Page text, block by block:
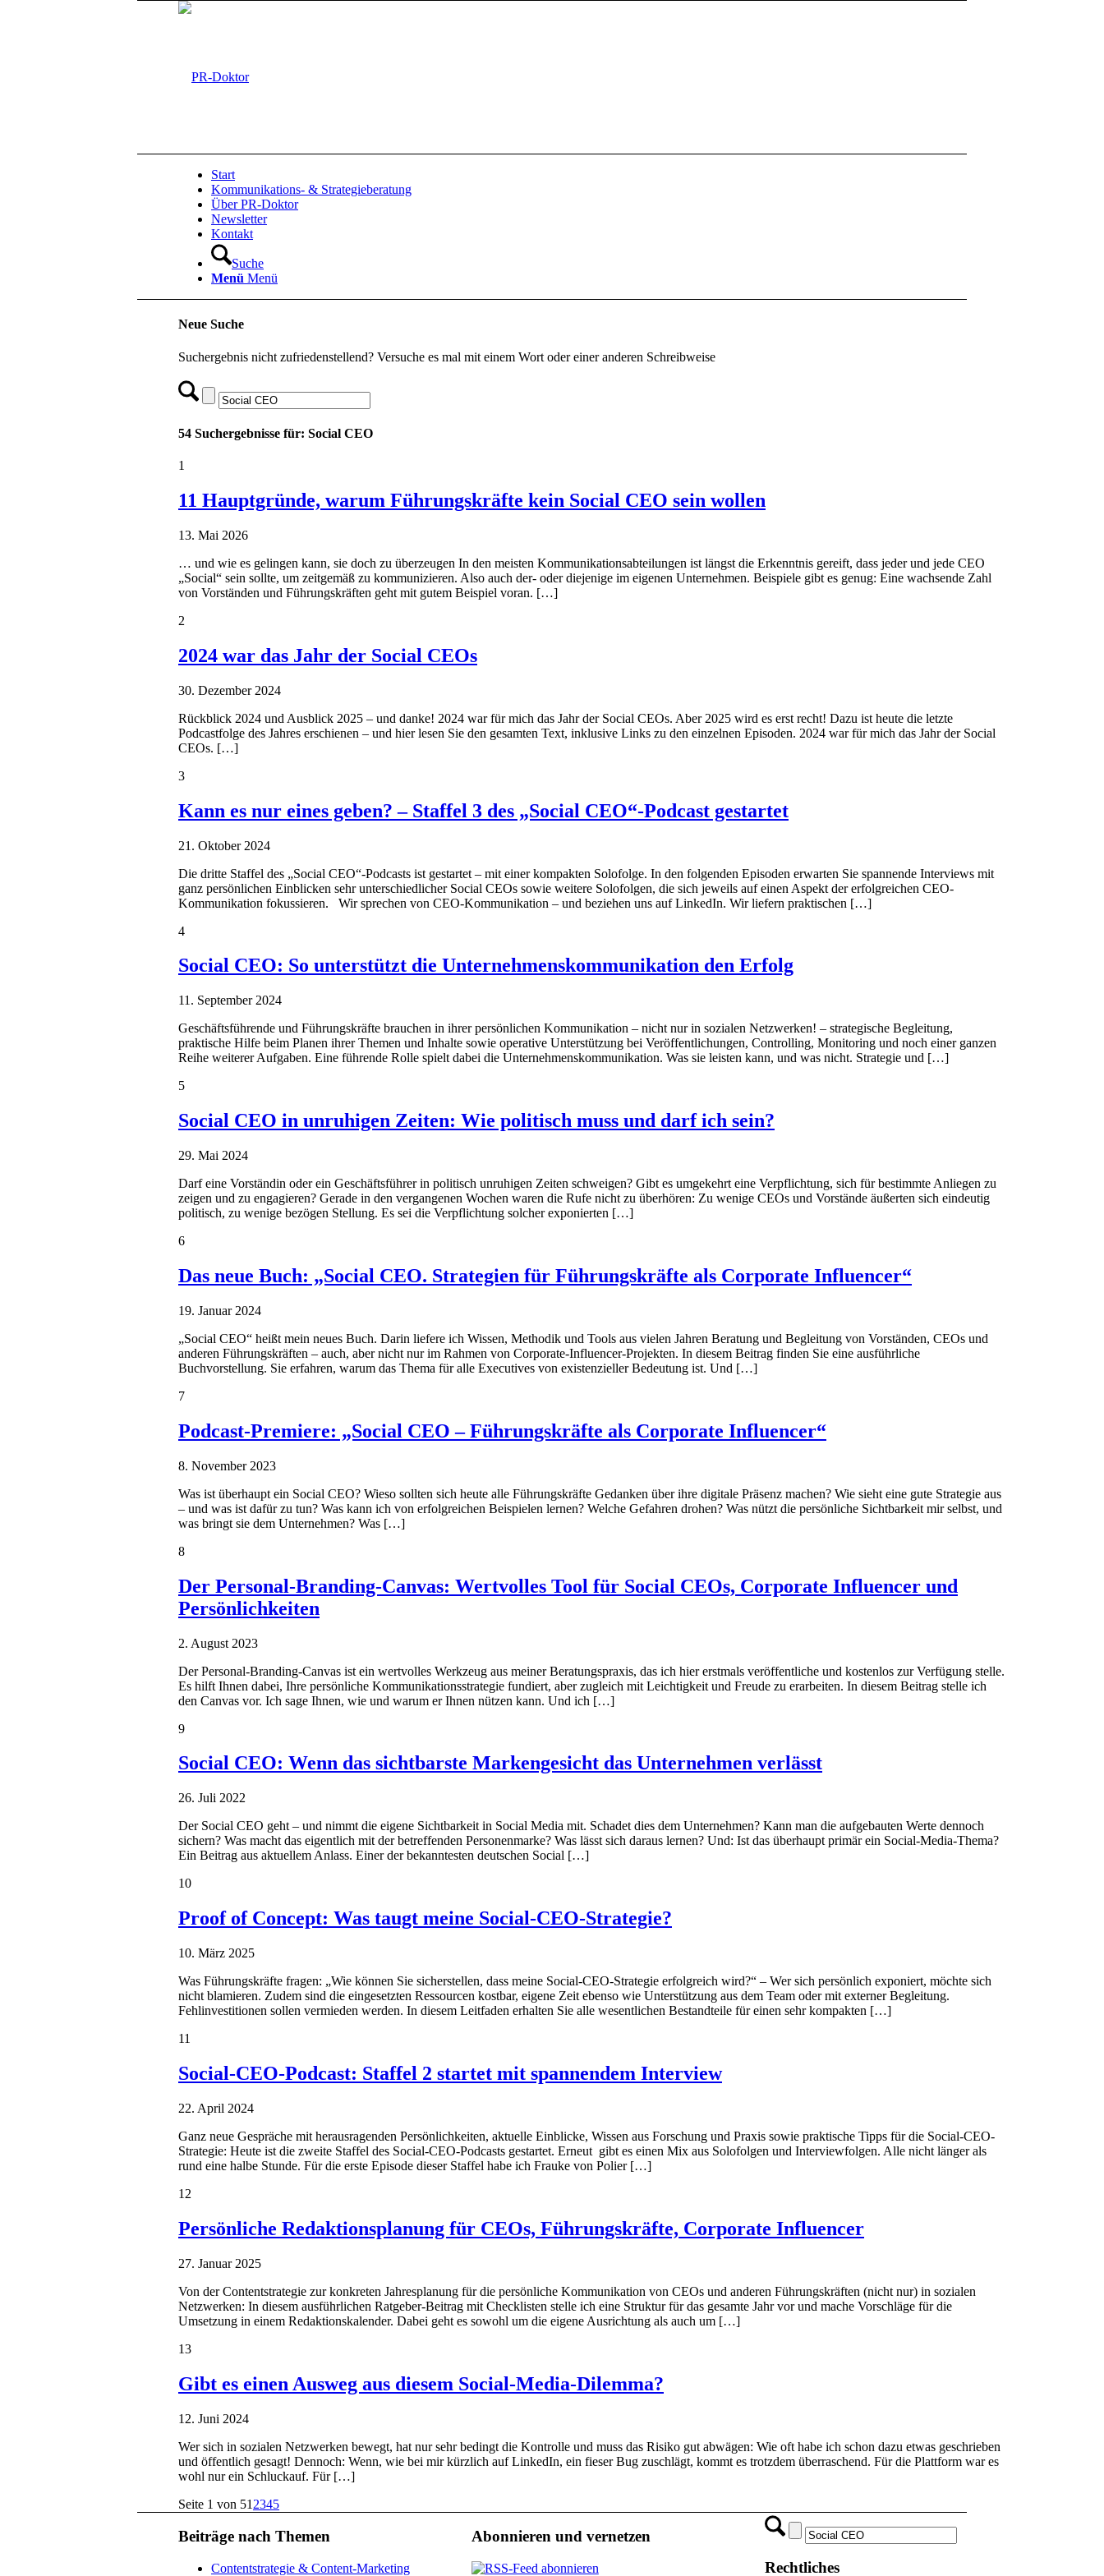
Start
Kommunikations- & Strategieberatung
Über PR-Doktor
Newsletter
Kontakt
Suche
Menü Menü
Neue Suche
Suchergebnis nicht zufriedenstellend? Versuche es mal mit einem Wort oder einer anderen Schreibweise
54 Suchergebnisse für: Social CEO
1
11 Hauptgründe, warum Führungskräfte kein Social CEO sein wollen
13. Mai 2026
… und wie es gelingen kann, sie doch zu überzeugen In den meisten Kommunikationsabteilungen ist längst die Erkenntnis gereift, dass jeder und jede CEO
„Social“ sein sollte, um zeitgemäß zu kommunizieren. Also auch der- oder diejenige im eigenen Unternehmen. Beispiele gibt es genug: Eine wachsende Zahl
von Vorständen und Führungskräften geht mit gutem Beispiel voran. […]
2
2024 war das Jahr der Social CEOs
30. Dezember 2024
Rückblick 2024 und Ausblick 2025 – und danke! 2024 war für mich das Jahr der Social CEOs. Aber 2025 wird es erst recht! Dazu ist heute die letzte
Podcastfolge des Jahres erschienen – und hier lesen Sie den gesamten Text, inklusive Links zu den einzelnen Episoden. 2024 war für mich das Jahr der Social
CEOs. […]
3
Kann es nur eines geben? – Staffel 3 des „Social CEO“-Podcast gestartet
21. Oktober 2024
Die dritte Staffel des „Social CEO“-Podcasts ist gestartet – mit einer kompakten Solofolge. In den folgenden Episoden erwarten Sie spannende Interviews mit
ganz persönlichen Einblicken sehr unterschiedlicher Social CEOs sowie weitere Solofolgen, die sich jeweils auf einen Aspekt der erfolgreichen CEO-
Kommunikation fokussieren. Wir sprechen von CEO-Kommunikation – und beziehen uns auf LinkedIn. Wir liefern praktischen […]
4
Social CEO: So unterstützt die Unternehmenskommunikation den Erfolg
11. September 2024
Geschäftsführende und Führungskräfte brauchen in ihrer persönlichen Kommunikation – nicht nur in sozialen Netzwerken! – strategische Begleitung,
praktische Hilfe beim Planen ihrer Themen und Inhalte sowie operative Unterstützung bei Veröffentlichungen, Controlling, Monitoring und noch einer ganzen
Reihe weiterer Aufgaben. Eine führende Rolle spielt dabei die Unternehmenskommunikation. Was sie leisten kann, und was nicht. Strategie und […]
5
Social CEO in unruhigen Zeiten: Wie politisch muss und darf ich sein?
29. Mai 2024
Darf eine Vorständin oder ein Geschäftsführer in politisch unruhigen Zeiten schweigen? Gibt es umgekehrt eine Verpflichtung, sich für bestimmte Anliegen zu
zeigen und zu engagieren? Gerade in den vergangenen Wochen waren die Rufe nicht zu überhören: Zu wenige CEOs und Vorstände äußerten sich eindeutig
politisch, zu wenige bezögen Stellung. Es sei die Verpflichtung solcher exponierten […]
6
Das neue Buch: „Social CEO. Strategien für Führungskräfte als Corporate Influencer“
19. Januar 2024
„Social CEO“ heißt mein neues Buch. Darin liefere ich Wissen, Methodik und Tools aus vielen Jahren Beratung und Begleitung von Vorständen, CEOs und
anderen Führungskräften – auch, aber nicht nur im Rahmen von Corporate-Influencer-Projekten. In diesem Beitrag finden Sie eine ausführliche
Buchvorstellung. Sie erfahren, warum das Thema für alle Executives von existenzieller Bedeutung ist. Und […]
7
Podcast-Premiere: „Social CEO – Führungskräfte als Corporate Influencer“
8. November 2023
Was ist überhaupt ein Social CEO? Wieso sollten sich heute alle Führungskräfte Gedanken über ihre digitale Präsenz machen? Wie sieht eine gute Strategie aus
– und was ist dafür zu tun? Was kann ich von erfolgreichen Beispielen lernen? Welche Gefahren drohen? Was nützt die persönliche Sichtbarkeit mir selbst, und
was bringt sie dem Unternehmen? Was […]
8
Der Personal-Branding-Canvas: Wertvolles Tool für Social CEOs, Corporate Influencer und
Persönlichkeiten
2. August 2023
Der Personal-Branding-Canvas ist ein wertvolles Werkzeug aus meiner Beratungspraxis, das ich hier erstmals veröffentliche und kostenlos zur Verfügung stelle.
Es hilft Ihnen dabei, Ihre persönliche Kommunikationsstrategie fundiert, aber zugleich mit Leichtigkeit und Freude zu erarbeiten. In diesem Beitrag stelle ich
den Canvas vor. Ich sage Ihnen, wie und warum er Ihnen nützen kann. Und ich […]
9
Social CEO: Wenn das sichtbarste Markengesicht das Unternehmen verlässt
26. Juli 2022
Der Social CEO geht – und nimmt die eigene Sichtbarkeit in Social Media mit. Schadet dies dem Unternehmen? Kann man die aufgebauten Werte dennoch
sichern? Was macht das eigentlich mit der betreffenden Personenmarke? Was lässt sich daraus lernen? Und: Ist das überhaupt primär ein Social-Media-Thema?
Ein Beitrag aus aktuellem Anlass. Einer der bekanntesten deutschen Social […]
10
Proof of Concept: Was taugt meine Social-CEO-Strategie?
10. März 2025
Was Führungskräfte fragen: „Wie können Sie sicherstellen, dass meine Social-CEO-Strategie erfolgreich wird?“ – Wer sich persönlich exponiert, möchte sich
nicht blamieren. Zudem sind die eingesetzten Ressourcen kostbar, eigene Zeit ebenso wie Unterstützung aus dem Team oder mit externer Begleitung.
Fehlinvestitionen sollen vermieden werden. In diesem Leitfaden erhalten Sie alle wesentlichen Bestandteile für einen sehr kompakten […]
11
Social-CEO-Podcast: Staffel 2 startet mit spannendem Interview
22. April 2024
Ganz neue Gespräche mit herausragenden Persönlichkeiten, aktuelle Einblicke, Wissen aus Forschung und Praxis sowie praktische Tipps für die Social-CEO-
Strategie: Heute ist die zweite Staffel des Social-CEO-Podcasts gestartet. Erneut gibt es einen Mix aus Solofolgen und Interviewfolgen. Alle nicht länger als
rund eine halbe Stunde. Für die erste Episode dieser Staffel habe ich Frauke von Polier […]
12
Persönliche Redaktionsplanung für CEOs, Führungskräfte, Corporate Influencer
27. Januar 2025
Von der Contentstrategie zur konkreten Jahresplanung für die persönliche Kommunikation von CEOs und anderen Führungskräften (nicht nur) in sozialen
Netzwerken: In diesem ausführlichen Ratgeber-Beitrag mit Checklisten stelle ich eine Struktur für das gesamte Jahr vor und mache Vorschläge für die
Umsetzung in einem Redaktionskalender. Dabei geht es sowohl um die eigene Ausrichtung als auch um […]
13
Gibt es einen Ausweg aus diesem Social-Media-Dilemma?
12. Juni 2024
Wer sich in sozialen Netzwerken bewegt, hat nur sehr bedingt die Kontrolle und muss das Risiko gut abwägen: Wie oft habe ich schon dazu etwas geschrieben
und öffentlich gesagt! Dennoch: Wenn, wie bei mir kürzlich auf LinkedIn, ein fieser Bug zuschlägt, kommt es trotzdem überraschend. Für die Plattform war es
wohl nur ein Schluckauf. Für […]
Seite 1 von 51 2345
Beiträge nach Themen
Contentstrategie & Content-Marketing
Abonnieren und vernetzen
Rechtliches